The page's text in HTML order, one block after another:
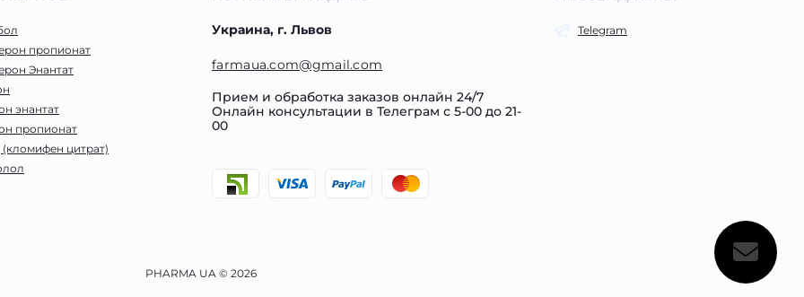
пропионат
Энантат
энантат
пропионат
цитрат)
Украина, г. Львов
farmaua.com@gmail.com
Прием и обработка заказов онлайн 24/7
Онлайн консультации в Телеграм с 5-00 до 21-
00
Telegram
PHARMA UA © 2026